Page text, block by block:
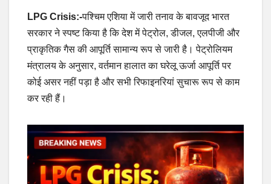
LPG Crisis:-पश्चिम एशिया में जारी तनाव के बावजूद भारत
सरकार ने स्पष्ट किया है कि देश में पेट्रोल, डीजल, एलपीजी और
प्राकृतिक गैस की आपूर्ति सामान्य रूप से जारी है। पेट्रोलियम
मंत्रालय के अनुसार, वर्तमान हालात का घरेलू ऊर्जा आपूर्ति पर
कोई असर नहीं पड़ा है और सभी रिफाइनरियां सुचारू रूप से काम
कर रही हैं।